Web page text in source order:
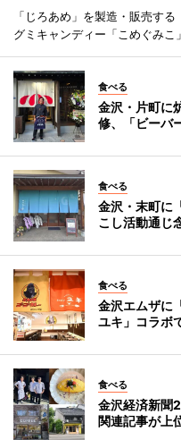
「じろあめ」を製造・販売す
グミキャンディー「こめぐみこ
食べる
金沢・片町に
修、「ビーバ
食べる
金沢・末町に
こし活動通じ
食べる
金沢エムザに
ユキ」コラボ
食べる
金沢経済新
関連記事が上